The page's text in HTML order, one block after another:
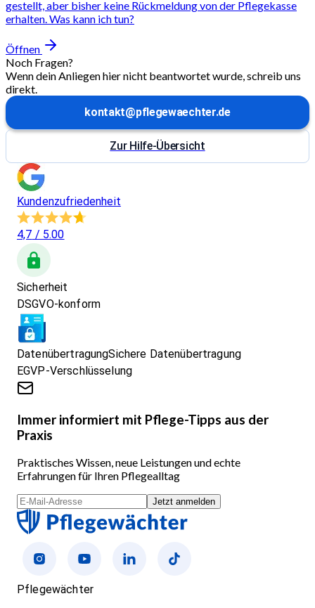
gestellt, aber bisher keine Rückmeldung von der Pflegekasse
erhalten. Was kann ich tun?
Öffnen
Noch Fragen?
Wenn dein Anliegen hier nicht beantwortet wurde, schreib uns
direkt.
kontakt@pflegewaechter.de
Zur Hilfe-Übersicht
Kundenzufriedenheit
4,7 / 5.00
Sicherheit
DSGVO-konform
DatenübertragungSichere Datenübertragung
EGVP-Verschlüsselung
Immer informiert mit Pflege-Tipps aus der
Praxis
Praktisches Wissen, neue Leistungen und echte
Erfahrungen für Ihren Pflegealltag
Jetzt anmelden
Pflegewächter